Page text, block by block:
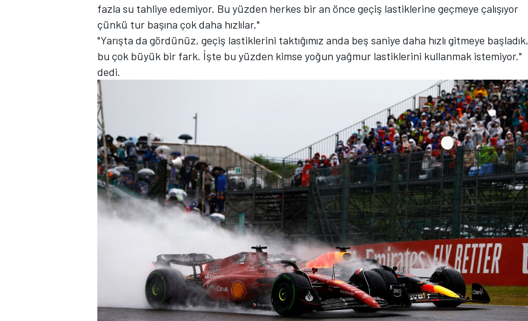
fazla su tahliye edemiyor. Bu yüzden herkes bir an önce geçiş lastiklerine geçmeye çalışıyor
çünkü tur başına çok daha hızlılar."
"Yarışta da gördünüz, geçiş lastiklerini taktığımız anda beş saniye daha hızlı gitmeye başladık,
bu çok büyük bir fark. İşte bu yüzden kimse yoğun yağmur lastiklerini kullanmak istemiyor."
dedi.